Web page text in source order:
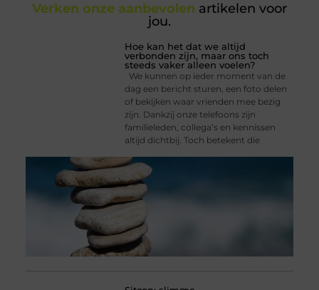
Verken onze aanbevolen artikelen voor
jou.
Hoe kan het dat we altijd
verbonden zijn, maar ons toch
steeds vaker alleen voelen?
We kunnen op ieder moment van de
dag een bericht sturen, een foto delen
of bekijken waar vrienden mee bezig
zijn. Dankzij onze telefoons zijn
familieleden, collega’s en kennissen
altijd dichtbij. Toch betekent die